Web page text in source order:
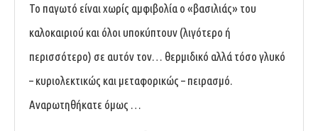
Το παγωτό είναι χωρίς αμφιβολία ο «βασιλιάς» του
καλοκαιριού και όλοι υποκύπτουν (λιγότερο ή
περισσότερο) σε αυτόν τον… θερμιδικό αλλά τόσο γλυκό
– κυριολεκτικώς και μεταφορικώς – πειρασμό.
Αναρωτηθήκατε όμως …